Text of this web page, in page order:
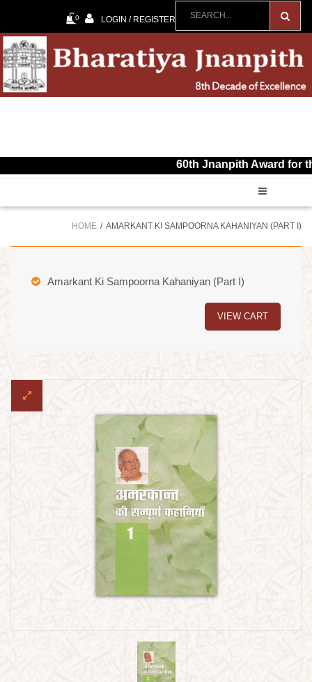
0 LOGIN / REGISTER
60th Jnanpith Award for the year
HOME AMARKANT KI SAMPOORNA KAHANIYAN (PART I)
Amarkant Ki Sampoorna Kahaniyan (Part I)
VIEW CART